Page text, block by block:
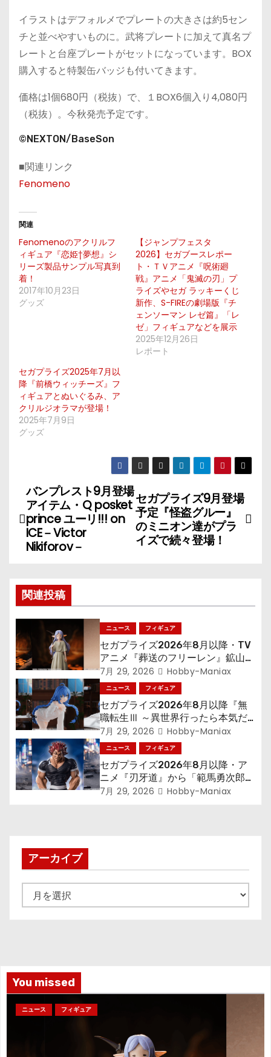
イラストはデフォルメでプレートの大きさは約5セン
チと並べやすいものに。武将プレートに加えて真名プ
レートと台座プレートがセットになっています。BOX
購入すると特製缶バッジも付いてきます。
価格は1個680円（税抜）で、１BOX6個入り4,080円
（税抜）。今秋発売予定です。
©NEXTON/BaseSon
■関連リンク
Fenomeno
関連
Fenomenoのアクリルフ
ィギュア『恋姫†夢想』シ
リーズ製品サンプル写真到
着！
2017年10月23日
グッズ
【ジャンプフェスタ
2026】セガブースレポー
ト・ＴＶアニメ『呪術廻
戦』アニメ「鬼滅の刃」プ
ライズやセガ ラッキーくじ
新作、S-FIREの劇場版『チ
ェンソーマン レゼ篇』「レ
ゼ」フィギュアなどを展示
2025年12月26日
レポート
セガプライズ2025年7月以
降『前橋ウィッチーズ』フ
ィギュアとぬいぐるみ、ア
クリルジオラマが登場！
2025年7月9日
グッズ
投
稿
ナ
ゲ
ー
シ
ョ
ン
セガプライズ9月登場
予定『怪盗グルー』
のミニオン達がプラ
イズで続々登場！
バンプレスト9月登場
アイテム・Q posket
prince ユーリ!!! on
ICE－Victor
Nikiforov－
関連投稿
ニュース フィギュア
セガプライズ2026年8月以降・TV
アニメ『葬送のフリーレン』鉱山で
300年働くことになっっちゃった
「フリーレン」を立体化！
7月 29, 2026 Hobby-Maniax
ニュース フィギュア
セガプライズ2026年8月以降『無
職転生Ⅲ ～異世界行ったら本気だ
す～』から「ロキシー」のフィギュ
アが登場！
7月 29, 2026 Hobby-Maniax
ニュース フィギュア
セガプライズ2026年8月以降・ア
ニメ『刃牙道』から「範馬勇次郎」
が登場ッッ!!
7月 29, 2026 Hobby-Maniax
アーカイブ
ー
You missed
ニュース フィギュア